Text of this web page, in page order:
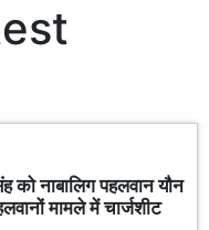
नाबालिग पहलवान यौन
मामले में चार्जशीट